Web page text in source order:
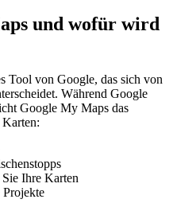
und wofür wird
Tool von Google, das sich von
Während Google
Google My Maps das
Ihre Karten
Projekte